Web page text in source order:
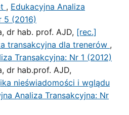
, Edukacyjna Analiza
5 (2016)
dr hab. prof. AJD, [rec.]
transakcyjna dla trenerów ,
Transakcyjna: Nr 1 (2012)
dr hab.prof. AJD,
nieświadomości i wglądu
Analiza Transakcyjna: Nr